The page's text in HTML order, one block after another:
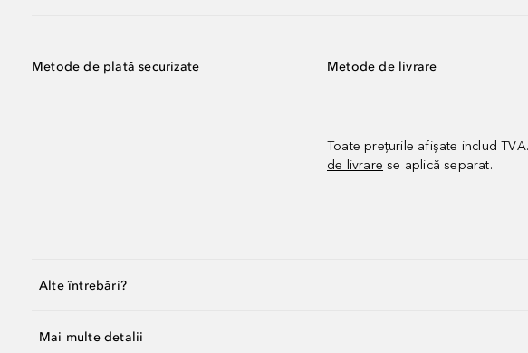
Metode de plată securizate Metode de livrare
Toate prețurile afișate includ TVA.
de livrare se aplică separat.
Alte întrebări?
Mai multe detalii